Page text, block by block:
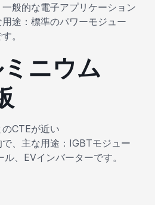
般的な電子アプリケーション
途：標準のパワーモジュー
。
ニウム
CTEが近い
、主な用途：IGBTモジュー
、EVインバーターです。